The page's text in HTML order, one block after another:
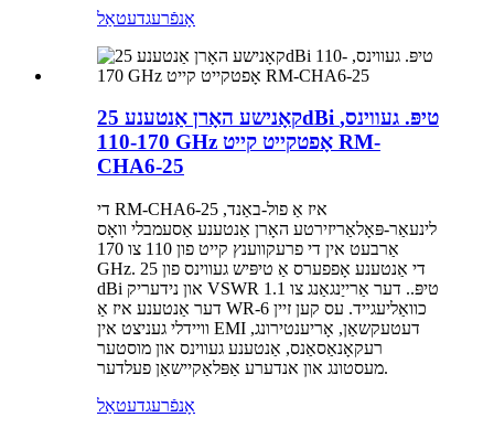
אָנפֿרעגדעטאַל
קאָנישע האָרן אַנטענע 25dBi טיפּ. געווינס,
110-170 GHz אָפטקייט קייט RM-
CHA6-25
די RM-CHA6-25 איז אַ פול-באַנד,
לינעאַר-פּאָלאַריזירטע האָרן אַנטענע אַסעמבלי וואָס
אַרבעט אין די פרעקווענץ קייט פון 110 צו 170
GHz. די אַנטענע אָפפערס אַ טיפּיש געווינס פון 25
dBi און נידעריק VSWR 1.1 טיפּ.. דער אַרייַנגאַנג צו
דער אַנטענע איז אַ WR-6 כוואַליעגייד. עס קען זיין
וויידלי געניצט אין EMI דעטעקשאַן, אָריענטירונג,
רעקאָנאַסאַנס, אַנטענע געווינס און מוסטער
מעסטונג און אנדערע אַפּלאַקיישאַן פעלדער.
אָנפֿרעגדעטאַל